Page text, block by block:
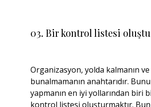
03. Bir kontrol listesi
Organizasyon, yolda kalmanın ve
bunalmamanın anahtarıdır. Bunu
yapmanın en iyi yollarından biri
kontrol listesi oluşturmaktır.